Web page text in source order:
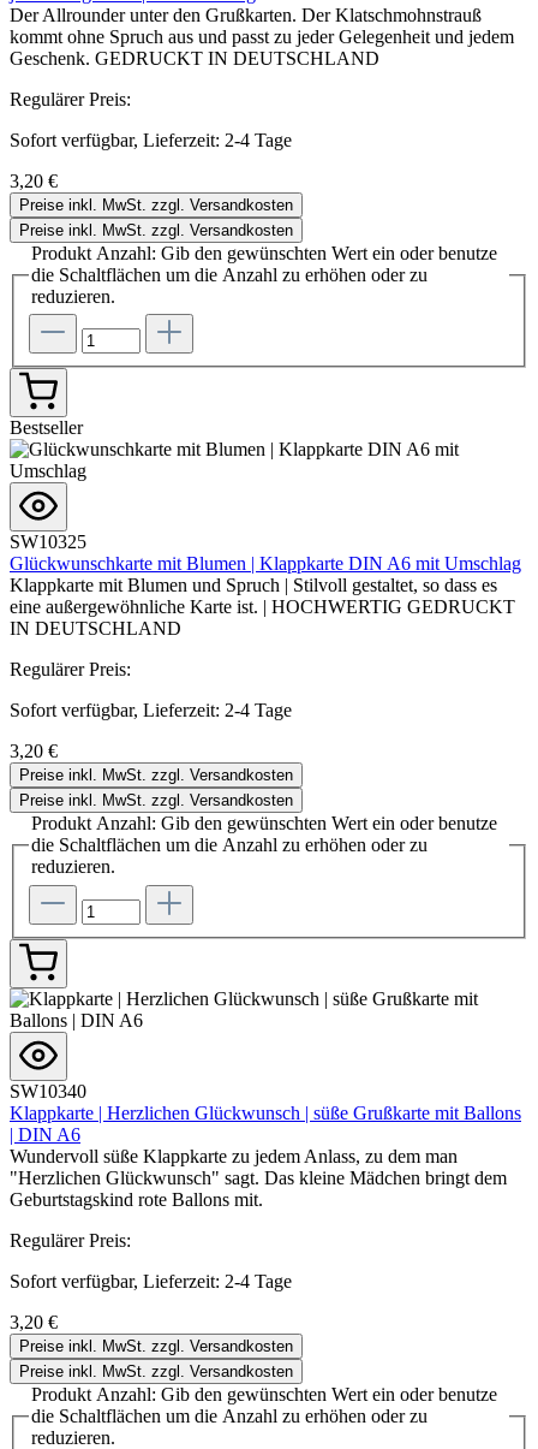
Der Allrounder unter den Grußkarten. Der Klatschmohnstrauß
kommt ohne Spruch aus und passt zu jeder Gelegenheit und jedem
Geschenk. GEDRUCKT IN DEUTSCHLAND
Regulärer Preis:
Sofort verfügbar, Lieferzeit: 2-4 Tage
3,20 €
Preise inkl. MwSt. zzgl. Versandkosten
Preise inkl. MwSt. zzgl. Versandkosten
Produkt Anzahl: Gib den gewünschten Wert ein oder benutze
die Schaltflächen um die Anzahl zu erhöhen oder zu
reduzieren.
Bestseller
SW10325
Glückwunschkarte mit Blumen | Klappkarte DIN A6 mit Umschlag
Klappkarte mit Blumen und Spruch | Stilvoll gestaltet, so dass es
eine außergewöhnliche Karte ist. | HOCHWERTIG GEDRUCKT
IN DEUTSCHLAND
Regulärer Preis:
Sofort verfügbar, Lieferzeit: 2-4 Tage
3,20 €
Preise inkl. MwSt. zzgl. Versandkosten
Preise inkl. MwSt. zzgl. Versandkosten
Produkt Anzahl: Gib den gewünschten Wert ein oder benutze
die Schaltflächen um die Anzahl zu erhöhen oder zu
reduzieren.
SW10340
Klappkarte | Herzlichen Glückwunsch | süße Grußkarte mit Ballons
| DIN A6
Wundervoll süße Klappkarte zu jedem Anlass, zu dem man
"Herzlichen Glückwunsch" sagt. Das kleine Mädchen bringt dem
Geburtstagskind rote Ballons mit.
Regulärer Preis:
Sofort verfügbar, Lieferzeit: 2-4 Tage
3,20 €
Preise inkl. MwSt. zzgl. Versandkosten
Preise inkl. MwSt. zzgl. Versandkosten
Produkt Anzahl: Gib den gewünschten Wert ein oder benutze
die Schaltflächen um die Anzahl zu erhöhen oder zu
reduzieren.